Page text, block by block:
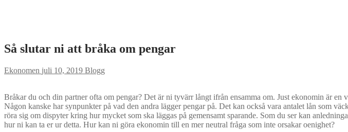
Så slutar ni att bråka om pengar
Ekonomen juli 10, 2019 Blogg
Bråkar du och din partner ofta om pengar? Det är ni tyvärr långt ifrån ensamma om. Just ekonomin är
Någon kanske har synpunkter på vad den andra lägger pengar på. Det kan också vara antalet lån som
röra sig om dispyter kring hur mycket som ska läggas på gemensamt sparande. Som du ser kan
hur ni kan ta er ur detta. Hur kan ni göra ekonomin till en mer neutral fråga som inte orsakar oenighet?